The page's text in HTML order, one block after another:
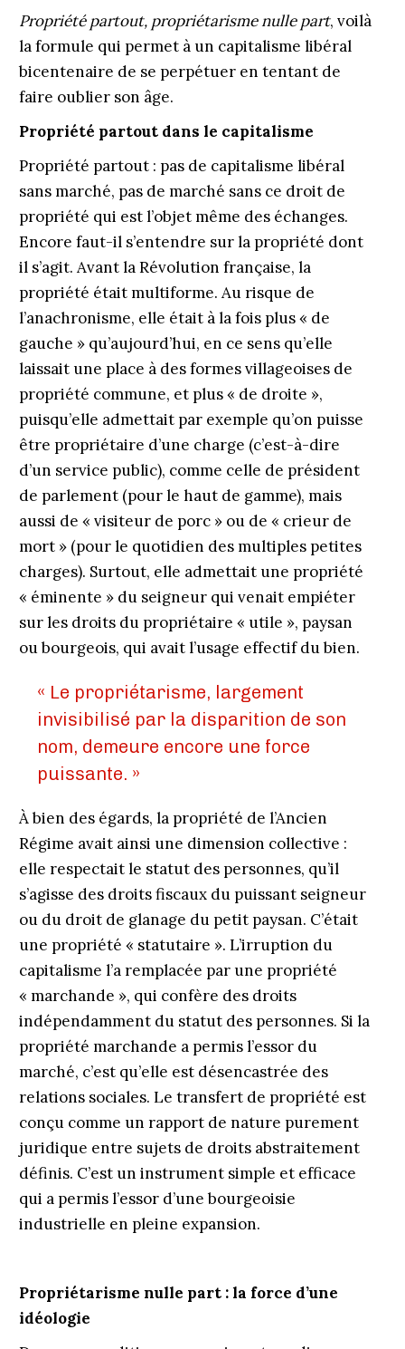
Propriété partout, propriétarisme nulle part, voilà
la formule qui permet à un capitalisme libéral
bicentenaire de se perpétuer en tentant de
faire oublier son âge.
Propriété partout dans le capitalisme
Propriété partout : pas de capitalisme libéral
sans marché, pas de marché sans ce droit de
propriété qui est l’objet même des échanges.
Encore faut-il s’entendre sur la propriété dont
il s’agit. Avant la Révolution française, la
propriété était multiforme. Au risque de
l’anachronisme, elle était à la fois plus « de
gauche » qu’aujourd’hui, en ce sens qu’elle
laissait une place à des formes villageoises de
propriété commune, et plus « de droite »,
puisqu’elle admettait par exemple qu’on puisse
être propriétaire d’une charge (c’est-à-dire
d’un service public), comme celle de président
de parlement (pour le haut de gamme), mais
aussi de « visiteur de porc » ou de « crieur de
mort » (pour le quotidien des multiples petites
charges). Surtout, elle admettait une propriété
« éminente » du seigneur qui venait empiéter
sur les droits du propriétaire « utile », paysan
ou bourgeois, qui avait l’usage effectif du bien.
« Le propriétarisme, largement
invisibilisé par la disparition de son
nom, demeure encore une force
puissante. »
À bien des égards, la propriété de l’Ancien
Régime avait ainsi une dimension collective :
elle respectait le statut des personnes, qu’il
s’agisse des droits fiscaux du puissant seigneur
ou du droit de glanage du petit paysan. C’était
une propriété « statutaire ». L’irruption du
capitalisme l’a remplacée par une propriété
« marchande », qui confère des droits
indépendamment du statut des personnes. Si la
propriété marchande a permis l’essor du
marché, c’est qu’elle est désencastrée des
relations sociales. Le transfert de propriété est
conçu comme un rapport de nature purement
juridique entre sujets de droits abstraitement
définis. C’est un instrument simple et efficace
qui a permis l’essor d’une bourgeoisie
industrielle en pleine expansion.
Propriétarisme nulle part : la force d’une
idéologie